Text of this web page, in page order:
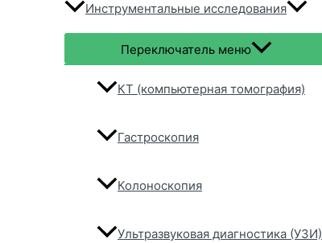
Инструментальные исследования
Переключатель меню
КТ (компьютерная томография)
Гастроскопия
Колоноскопия
Ультразвуковая диагностика (УЗИ)